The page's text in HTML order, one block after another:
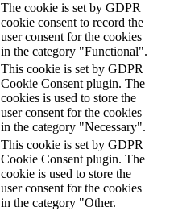
The cookie is set by GDPR
cookie consent to record the
user consent for the cookies
in the category "Functional".
This cookie is set by GDPR
Cookie Consent plugin. The
cookies is used to store the
user consent for the cookies
in the category "Necessary".
This cookie is set by GDPR
Cookie Consent plugin. The
cookie is used to store the
user consent for the cookies
in the category "Other.